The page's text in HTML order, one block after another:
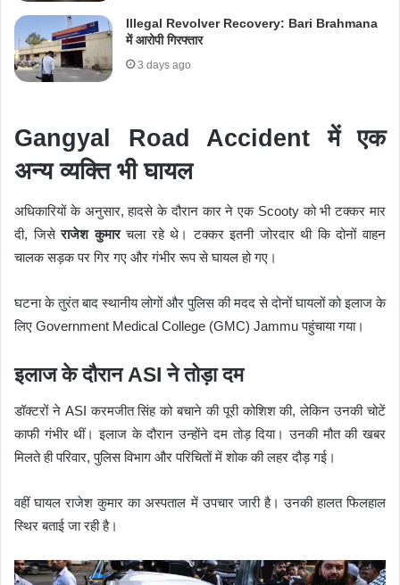
Illegal Revolver Recovery: Bari Brahmana
में आरोपी गिरफ्तार
3 days ago
Gangyal Road Accident में एक
अन्य व्यक्ति भी घायल
अधिकारियों के अनुसार, हादसे के दौरान कार ने एक Scooty को भी टक्कर मार
दी, जिसेराजेश कुमारचला रहे थे। टक्कर इतनी जोरदार थी कि दोनों वाहन
चालक सड़क पर गिर गए और गंभीर रूप से घायल हो गए।
घटना के तुरंत बाद स्थानीय लोगों और पुलिस की मदद से दोनों घायलों को इलाज के
लिए Government Medical College (GMC) Jammu पहुंचाया गया।
इलाज के दौरान ASI ने तोड़ा दम
डॉक्टरों ने ASI करमजीत सिंह को बचाने की पूरी कोशिश की, लेकिन उनकी चोटें
काफी गंभीर थीं। इलाज के दौरान उन्होंने दम तोड़ दिया। उनकी मौत की खबर
मिलते ही परिवार, पुलिस विभाग और परिचितों में शोक की लहर दौड़ गई।
वहीं घायल राजेश कुमार का अस्पताल में उपचार जारी है। उनकी हालत फिलहाल
स्थिर बताई जा रही है।